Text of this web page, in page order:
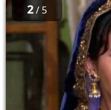
2/ 5